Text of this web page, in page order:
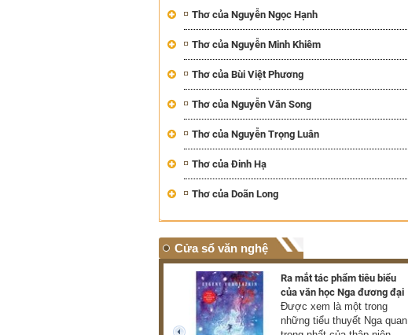
Thơ của Nguyễn Ngọc Hạnh
Thơ của Nguyễn Minh Khiêm
Thơ của Bùi Việt Phương
Thơ của Nguyễn Văn Song
Thơ của Nguyễn Trọng Luân
Thơ của Đinh Hạ
Thơ của Doãn Long
Cửa sổ văn nghệ
Ra mắt tác phẩm tiêu biểu
của văn học Nga đương đại
Được xem là một trong
những tiểu thuyết Nga quan